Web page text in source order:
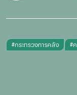
#กระทรวงการคลัง #